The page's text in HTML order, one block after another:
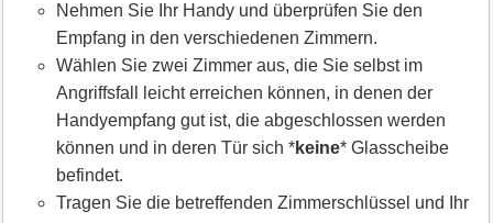
Nehmen Sie Ihr Handy und überprüfen Sie den
Empfang in den verschiedenen Zimmern.
Wählen Sie zwei Zimmer aus, die Sie selbst im
Angriffsfall leicht erreichen können, in denen der
Handyempfang gut ist, die abgeschlossen werden
können und in deren Tür sich *keine* Glasscheibe
befindet.
Tragen Sie die betreffenden Zimmerschlüssel und Ihr